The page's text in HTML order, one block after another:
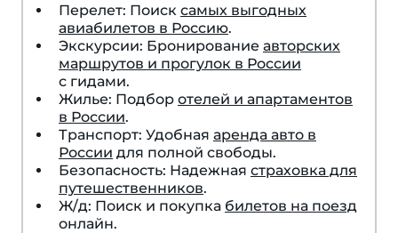
Перелет: Поиск самых выгодных
авиабилетов в Россию.
Экскурсии: Бронирование авторских
маршрутов и прогулок в России
с гидами.
Жилье: Подбор отелей и апартаментов
в России.
Транспорт: Удобная аренда авто в
России для полной свободы.
Безопасность: Надежная страховка для
путешественников.
Ж/д: Поиск и покупка билетов на поезд
онлайн.